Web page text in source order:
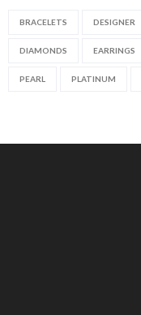
BRACELETS DESIGNER
DIAMONDS EARRINGS
PEARL PLATINUM